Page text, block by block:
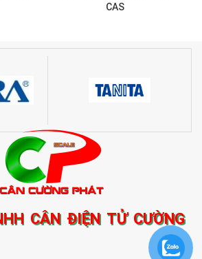
CAS
CÂN ĐIỆN TỬ CƯỜNG